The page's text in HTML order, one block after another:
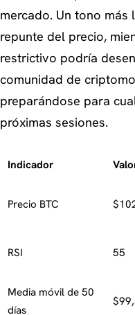
mercado. Un tono
repunte del precio,
restrictivo podría
comunidad de
preparándose para
próximas sesiones.
Indicador
Precio BTC
RSI 55
Media móvil de 50
días